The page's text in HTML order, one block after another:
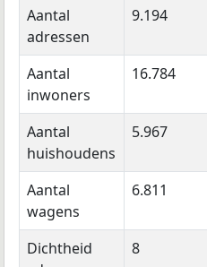
Aantal
adressen
9.194
Aantal
inwoners
16.784
Aantal
huishoudens
5.967
Aantal
wagens
6.811
Dichtheid
8